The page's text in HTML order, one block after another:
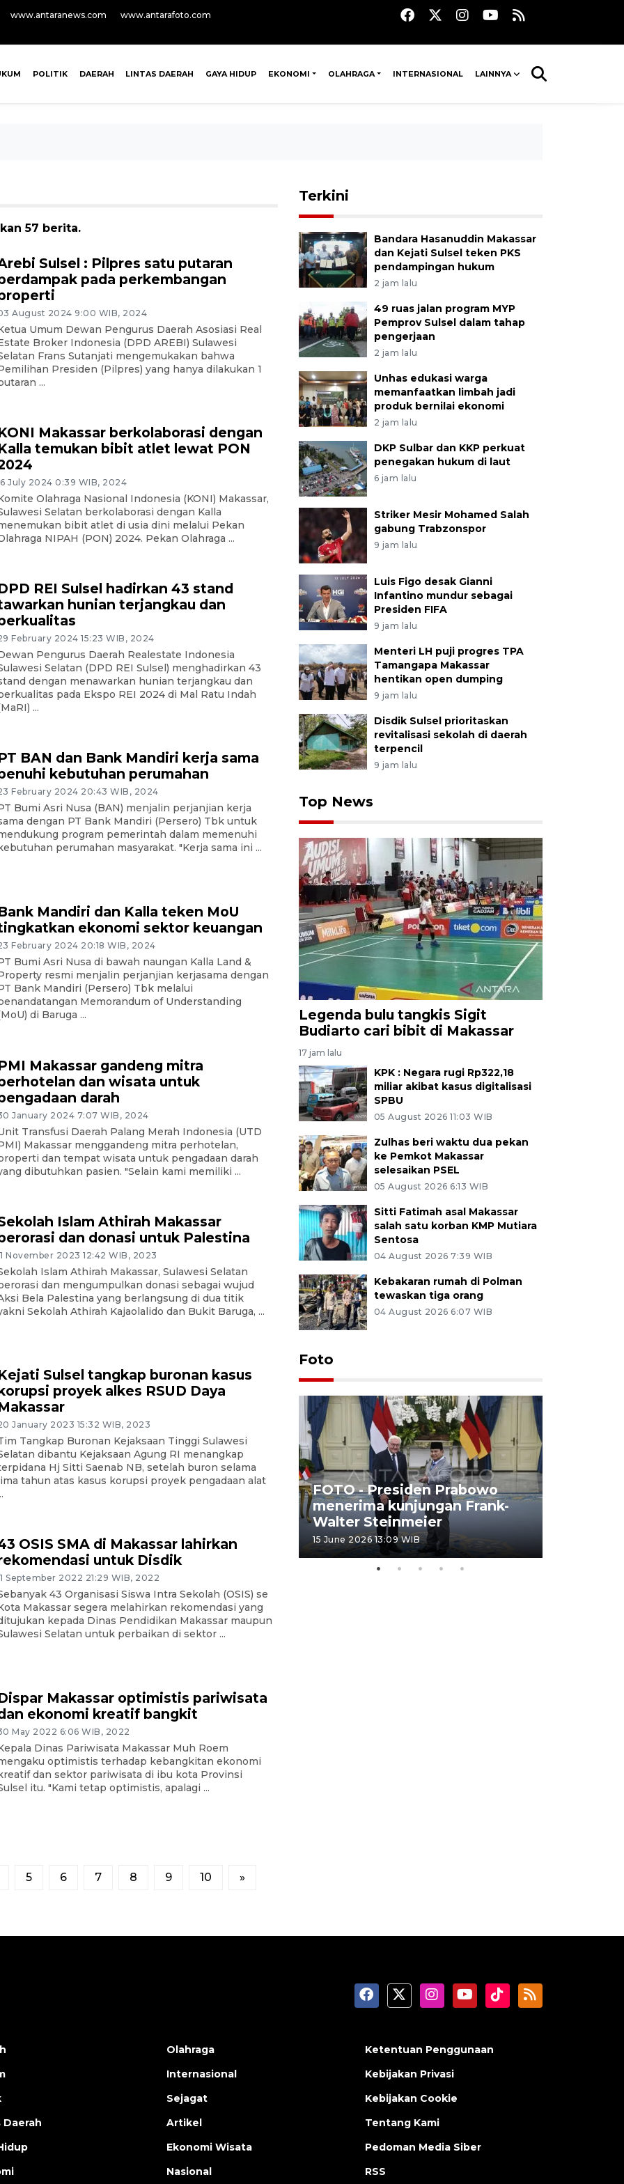
www.antaranews.com www.antarafoto.com
POLITIK DAERAH LINTAS DAERAH GAYA HIDUP EKONOMI OLAHRAGA INTERNASIONAL LAINNYA
57 berita.
Sulsel : Pilpres satu putaran
pada perkembangan
August 2024 9:00 WIB, 2024
Umum Dewan Pengurus Daerah Asosiasi Real
Broker Indonesia (DPD AREBI) Sulawesi
Frans Sutanjati mengemukakan bahwa
Presiden (Pilpres) yang hanya dilakukan 1
...
Makassar berkolaborasi dengan
temukan bibit atlet lewat PON
July 2024 0:39 WIB, 2024
Olahraga Nasional Indonesia (KONI) Makassar,
Selatan berkolaborasi dengan Kalla
bibit atlet di usia dini melalui Pekan
NIPAH (PON) 2024. Pekan Olahraga ...
REI Sulsel hadirkan 43 stand
hunian terjangkau dan
February 2024 15:23 WIB, 2024
Pengurus Daerah Realestate Indonesia
Selatan (DPD REI Sulsel) menghadirkan 43
dengan menawarkan hunian terjangkau dan
pada Ekspo REI 2024 di Mal Ratu Indah
...
BAN dan Bank Mandiri kerja sama
kebutuhan perumahan
February 2024 20:43 WIB, 2024
Bumi Asri Nusa (BAN) menjalin perjanjian kerja
dengan PT Bank Mandiri (Persero) Tbk untuk
program pemerintah dalam memenuhi
perumahan masyarakat. "Kerja sama ini ...
Mandiri dan Kalla teken MoU
ekonomi sektor keuangan
February 2024 20:18 WIB, 2024
Bumi Asri Nusa di bawah naungan Kalla Land &
resmi menjalin perjanjian kerjasama dengan
Bank Mandiri (Persero) Tbk melalui
Memorandum of Understanding
di Baruga ...
Makassar gandeng mitra
dan wisata untuk
darah
January 2024 7:07 WIB, 2024
Transfusi Daerah Palang Merah Indonesia (UTD
Makassar menggandeng mitra perhotelan,
dan tempat wisata untuk pengadaan darah
dibutuhkan pasien. "Selain kami memiliki ...
Islam Athirah Makassar
dan donasi untuk Palestina
November 2023 12:42 WIB, 2023
Islam Athirah Makassar, Sulawesi Selatan
dan mengumpulkan donasi sebagai wujud
Bela Palestina yang berlangsung di dua titik
Sekolah Athirah Kajaolalido dan Bukit Baruga, ...
Sulsel tangkap buronan kasus
proyek alkes RSUD Daya
January 2023 15:32 WIB, 2023
Tangkap Buronan Kejaksaan Tinggi Sulawesi
dibantu Kejaksaan Agung RI menangkap
Hj Sitti Saenab NB, setelah buron selama
tahun atas kasus korupsi proyek pengadaan alat
OSIS SMA di Makassar lahirkan
untuk Disdik
September 2022 21:29 WIB, 2022
43 Organisasi Siswa Intra Sekolah (OSIS) se
Makassar segera melahirkan rekomendasi yang
kepada Dinas Pendidikan Makassar maupun
Selatan untuk perbaikan di sektor ...
Makassar optimistis pariwisata
ekonomi kreatif bangkit
May 2022 6:06 WIB, 2022
Dinas Pariwisata Makassar Muh Roem
optimistis terhadap kebangkitan ekonomi
dan sektor pariwisata di ibu kota Provinsi
itu. "Kami tetap optimistis, apalagi ...
5 6 7 8 9 10 »
Terkini
Bandara Hasanuddin Makassar
dan Kejati Sulsel teken PKS
pendampingan hukum
2 jam lalu
49 ruas jalan program MYP
Pemprov Sulsel dalam tahap
pengerjaan
2 jam lalu
Unhas edukasi warga
memanfaatkan limbah jadi
produk bernilai ekonomi
2 jam lalu
DKP Sulbar dan KKP perkuat
penegakan hukum di laut
6 jam lalu
Striker Mesir Mohamed Salah
gabung Trabzonspor
9 jam lalu
Luis Figo desak Gianni
Infantino mundur sebagai
Presiden FIFA
9 jam lalu
Menteri LH puji progres TPA
Tamangapa Makassar
hentikan open dumping
9 jam lalu
Disdik Sulsel prioritaskan
revitalisasi sekolah di daerah
terpencil
9 jam lalu
Top News
Legenda bulu tangkis Sigit
Budiarto cari bibit di Makassar
17 jam lalu
KPK : Negara rugi Rp322,18
miliar akibat kasus digitalisasi
SPBU
05 August 2026 11:03 WIB
Zulhas beri waktu dua pekan
ke Pemkot Makassar
selesaikan PSEL
05 August 2026 6:13 WIB
Sitti Fatimah asal Makassar
salah satu korban KMP Mutiara
Sentosa
04 August 2026 7:39 WIB
Kebakaran rumah di Polman
tewaskan tiga orang
04 August 2026 6:07 WIB
Foto
FOTO - Kirab memperingati
02 April 2026 12:51 WIB
FOTO - Presiden Prabowo
menerima kunjungan Frank-
Walter Steinmeier
15 June 2026 13:09 WIB
Olahraga
Internasional
Sejagat
Artikel
Ekonomi Wisata
Nasional
Ketentuan Penggunaan
Kebijakan Privasi
Kebijakan Cookie
Tentang Kami
Pedoman Media Siber
RSS